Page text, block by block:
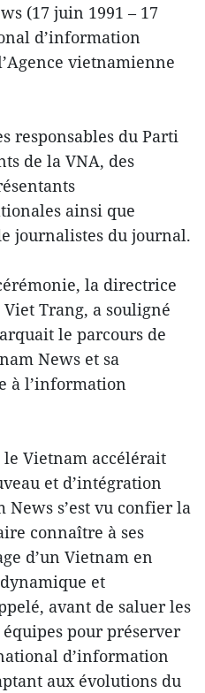
(17 juin 1991 – 17
d’information
vietnamienne
responsables du Parti
de la VNA, des
ainsi que
journalistes du journal.
la directrice
Trang, a souligné
le parcours de
News et sa
à l’information
le Vietnam accélérait
et d’intégration
s’est vu confier la
connaître à ses
d’un Vietnam en
et
avant de saluer les
pour préserver
d’information
aux évolutions du